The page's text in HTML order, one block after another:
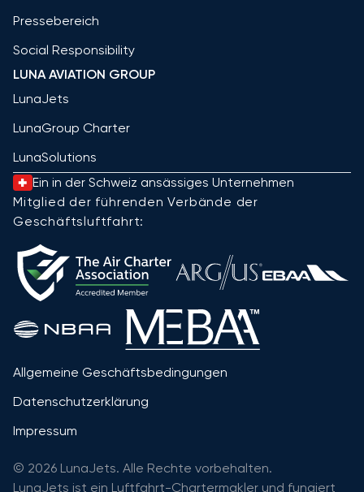
Pressebereich
Social Responsibility
LUNA AVIATION GROUP
LunaJets
LunaGroup Charter
LunaSolutions
Ein in der Schweiz ansässiges Unternehmen
Mitglied der führenden Verbände der
Geschäftsluftfahrt:
Allgemeine Geschäftsbedingungen
Datenschutzerklärung
Impressum
© 2026 LunaJets. Alle Rechte vorbehalten.
LunaJets ist ein Luftfahrt-Chartermakler und fungiert